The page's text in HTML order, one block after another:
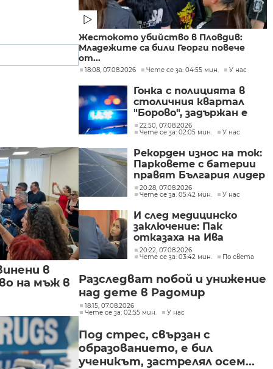
в
на мъж в
Жестокото убийство в Пловдив:
Младежите са били Георги повече
от...
18:08, 07.08.2026 Чете се за: 04:55 мин. У нас
Гонка с полицията в
столичния квартал
"Борово", задържан е
мъж, у когото са
намерени 460 000 евро
22:50, 07.08.2026
Чете се за: 02:05 мин.
У нас
Рекорден износ на ток:
Парковете с батерии
правят България лидер
на пазара
20:28, 07.08.2026
Чете се за: 05:42 мин.
У нас
И след медицинско
заключение: Пак
отказаха на Ива
Михайлова да се лекува
в България
20:22, 07.08.2026
Чете се за: 03:42 мин.
По света
Разследват побой и унижение
над дете в Радомир
18:15, 07.08.2026
Чете се за: 02:55 мин.
У нас
Под стрес, свързан с
образованието, е бил
ученикът, застрелял осем...